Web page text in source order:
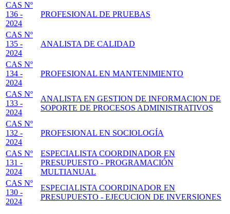
CAS Nº
136 -
2024
PROFESIONAL DE PRUEBAS
CAS Nº
135 -
2024
ANALISTA DE CALIDAD
CAS Nº
134 -
2024
PROFESIONAL EN MANTENIMIENTO
CAS Nº
133 -
2024
ANALISTA EN GESTION DE INFORMACION DE
SOPORTE DE PROCESOS ADMINISTRATIVOS
CAS Nº
132 -
2024
PROFESIONAL EN SOCIOLOGÍA
CAS Nº
131 -
2024
ESPECIALISTA COORDINADOR EN
PRESUPUESTO - PROGRAMACIÓN
MULTIANUAL
CAS Nº
130 -
2024
ESPECIALISTA COORDINADOR EN
PRESUPUESTO - EJECUCION DE INVERSIONES